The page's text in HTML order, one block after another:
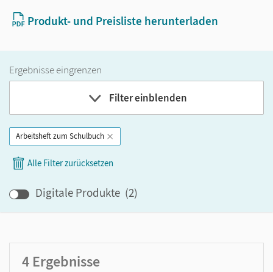
Produkt- und Preisliste herunterladen
Ergebnisse eingrenzen
Filter einblenden
Band
Klassenstufe
Produktart
Arbeitsheft zum Schulbuch
Alle Filter zurücksetzen
Digitale Produkte (2)
4 Ergebnisse